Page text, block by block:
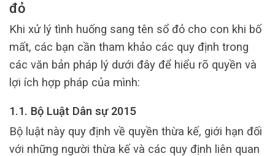
đỏ
Khi xử lý tình huống sang tên sổ đỏ cho con khi bố
mất, các bạn cần tham khảo các quy định trong
các văn bản pháp lý dưới đây để hiểu rõ quyền và
lợi ích hợp pháp của mình:
1.1. Bộ Luật Dân sự 2015
Bộ luật này quy định về quyền thừa kế, giới hạn đối
với những người thừa kế và các quy định liên quan